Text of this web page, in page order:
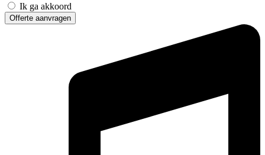
Ik ga akkoord
Offerte aanvragen